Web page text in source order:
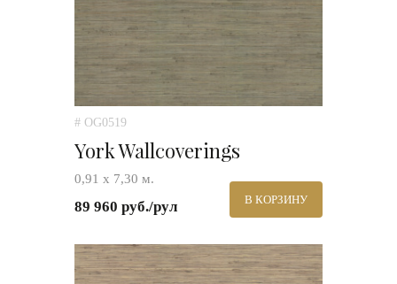
# OG0519
York Wallcoverings
0,91 х 7,30 м.
89 960 руб./рул В КОРЗИНУ